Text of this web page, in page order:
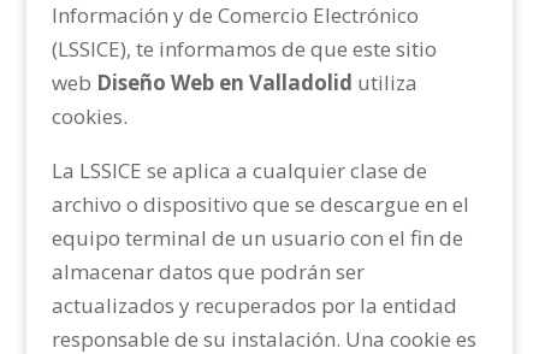
Información y de Comercio Electrónico
(LSSICE), te informamos de que este sitio
web Diseño Web en Valladolid utiliza
cookies.
La LSSICE se aplica a cualquier clase de
archivo o dispositivo que se descargue en el
equipo terminal de un usuario con el fin de
almacenar datos que podrán ser
actualizados y recuperados por la entidad
responsable de su instalación. Una cookie es